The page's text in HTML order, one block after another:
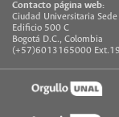
Contacto página web:
Ciudad Universitaria Sede
Edificio 500 C
Bogotá D.C., Colombia
(+57)6013165000